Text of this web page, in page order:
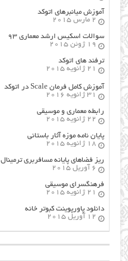
آموزش میانبرهای اتوکد
2 مارس 2015
سوالات اسکیس ارشد معماری ۹۳
19 ژوئن 2015
ترفند های اتوکد
21 ژانویه 2015
آموزش کامل فرمان Scale در اتوکد
31 ژانویه 2016
رابطه معماری و موسیقی
22 ژانویه 2015
پایان نامه موزه آثار باستانی
18 ژانویه 2015
ریز فضاهای پایانه مسافربری ترمینال
6 آوریل 2015
فرهنگسراي موسيقي
21 ژانویه 2015
دانلود پاورپوینت کبوتر خانه
12 آوریل 2015